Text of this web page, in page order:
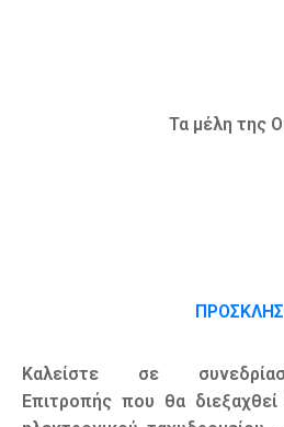
Τα μέλη της
Καλείστε σε
Επιτροπής που θα